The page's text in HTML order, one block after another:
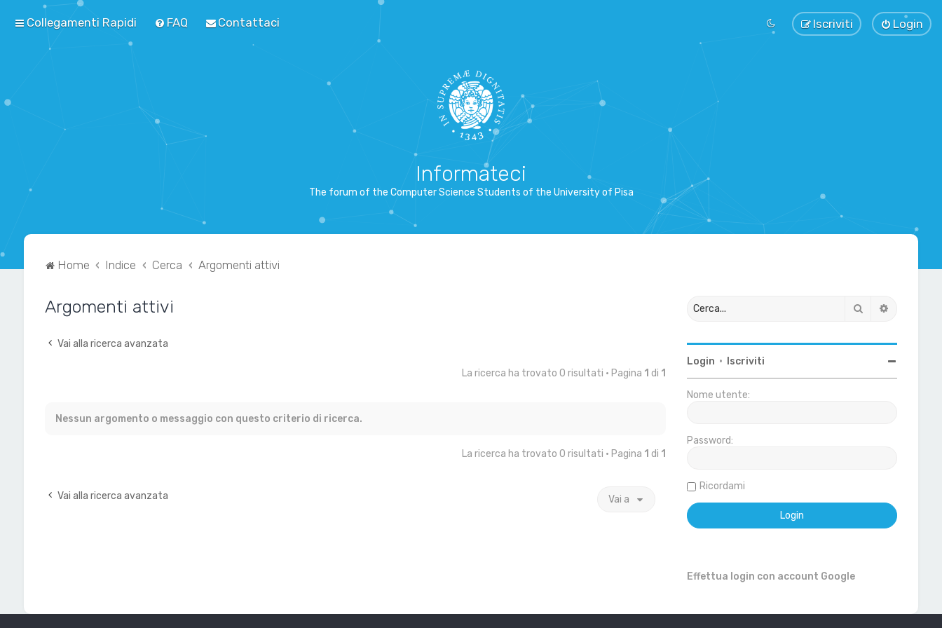
Collegamenti Rapidi FAQ Contattaci Login
Iscriviti
Informateci
The forum of the Computer Science Students of the University of Pisa
Home Indice Cerca Argomenti attivi
Argomenti attivi
Vai alla ricerca avanzata
La ricerca ha trovato 0 risultati • Pagina 1 di 1
Nessun argomento o messaggio con questo criterio di ricerca.
La ricerca ha trovato 0 risultati • Pagina 1 di 1
Vai alla ricerca avanzata Vai a
Cerca
Login • Iscriviti
Nome utente:
Password:
Ricordami
Effettua login con account Google